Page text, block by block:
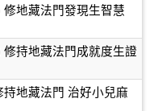
地藏法門發現生智慧
持地藏法門成就度生證
地藏法門 治好小兒麻